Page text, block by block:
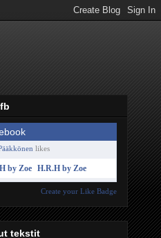
likes
H.R.H by Zoe
Create your Like Badge
tekstit